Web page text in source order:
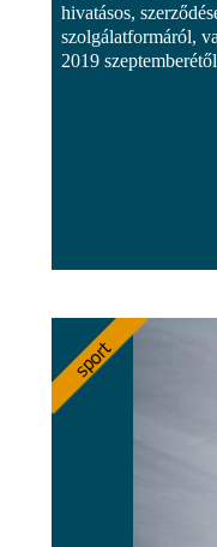
hivatásos,
szolgálatformáról,
2019